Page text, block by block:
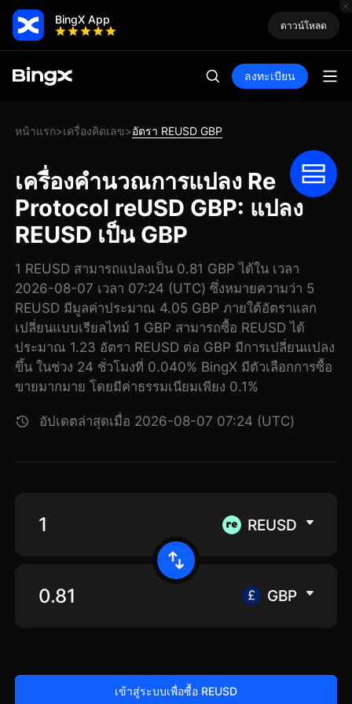
BingX App ดาวน์โหลด
ลงทะเบียน
หน้าแรก>เครื่องคิดเลข>อัตรา REUSD GBP
เครื่องคำนวณการแปลง Re
Protocol reUSD GBP: แปลง
REUSD เป็น GBP
1 REUSD สามารถแปลงเป็น 0.81 GBP ได้ใน เวลา
2026-08-07 เวลา 07:24 (UTC) ซึ่งหมายความว่า 5
REUSD มีมูลค่าประมาณ 4.05 GBP ภายใต้อัตราแลก
เปลี่ยนแบบเรียลไทม์ 1 GBP สามารถซื้อ REUSD ได้
ประมาณ 1.23 อัตรา REUSD ต่อ GBP มีการเปลี่ยนแปลง
ขึ้น ในช่วง 24 ชั่วโมงที่ 0.040% BingX มีตัวเลือกการซื้อ
ขายมากมาย โดยมีค่าธรรมเนียมเพียง 0.1%
อัปเดตล่าสุดเมื่อ 2026-08-07 07:24 (UTC)
REUSD
GBP
เข้าสู่ระบบเพื่อซื้อ REUSD